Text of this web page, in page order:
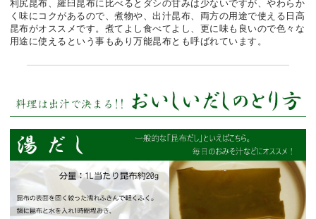
利尻昆布、羅臼昆布に比べるとダシの甘みは少ないですが、やわらか
く味にコクがあるので、煮物や、出汁昆布、両方の用途で使える日高
昆布がオススメです。煮てよし食べてよし、更に味も良いので色々な
用途に使えるという事もあり万能昆布とも呼ばれています。